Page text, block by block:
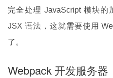
完全处理 JavaScript 模块
JSX 语法，这就需要使用
了。
Webpack 开发服务器